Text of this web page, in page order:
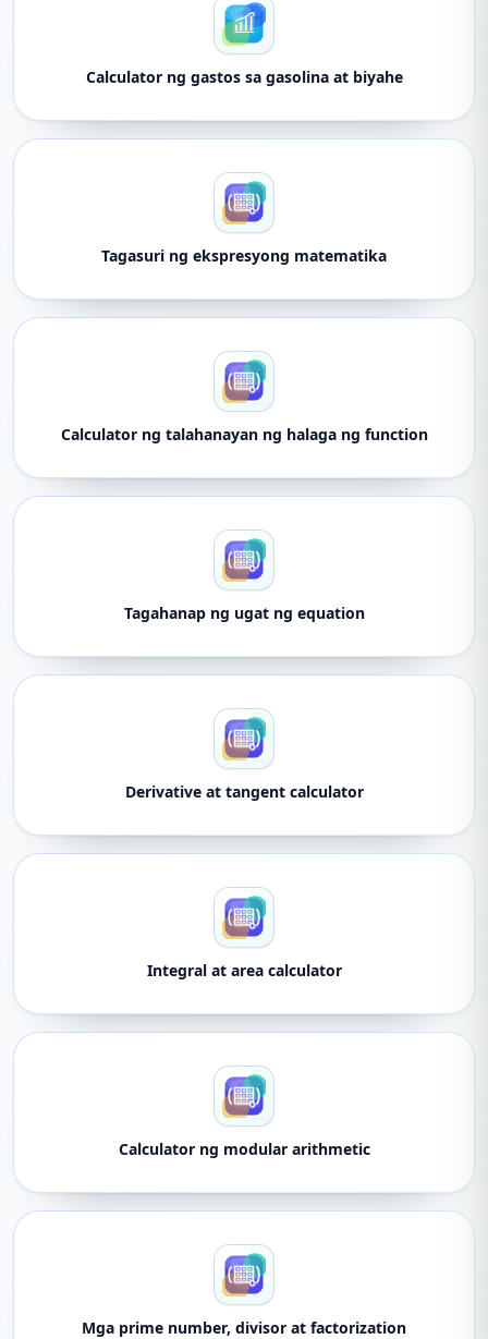
Calculator ng gastos sa gasolina at biyahe
Tagasuri ng ekspresyong matematika
Calculator ng talahanayan ng halaga ng function
Tagahanap ng ugat ng equation
Derivative at tangent calculator
Integral at area calculator
Calculator ng modular arithmetic
Mga prime number, divisor at factorization